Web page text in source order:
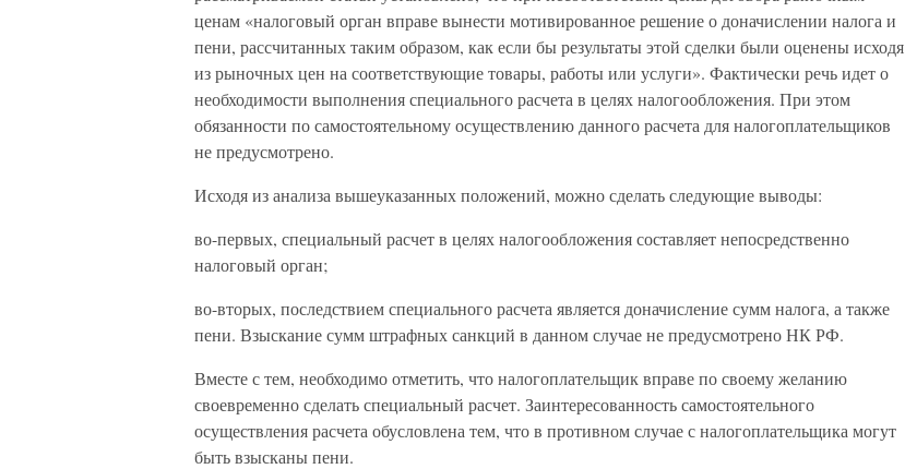
ценам «налоговый орган вправе вынести мотивированное решение о доначислении налога и
пени, рассчитанных таким образом, как если бы результаты этой сделки были оценены исходя
из рыночных цен на соответствующие товары, работы или услуги». Фактически речь идет о
необходимости выполнения специального расчета в целях налогообложения. При этом
обязанности по самостоятельному осуществлению данного расчета для налогоплательщиков
не предусмотрено.
Исходя из анализа вышеуказанных положений, можно сделать следующие выводы:
во-первых, специальный расчет в целях налогообложения составляет непосредственно
налоговый орган;
во-вторых, последствием специального расчета является доначисление сумм налога, а также
пени. Взыскание сумм штрафных санкций в данном случае не предусмотрено НК РФ.
Вместе с тем, необходимо отметить, что налогоплательщик вправе по своему желанию
своевременно сделать специальный расчет. Заинтересованность самостоятельного
осуществления расчета обусловлена тем, что в противном случае с налогоплательщика могут
быть взысканы пени.